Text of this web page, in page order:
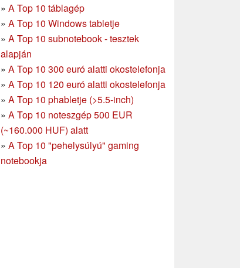
» A Top 10 táblagép
» A Top 10 Windows tabletje
» A Top 10 subnotebook - tesztek
alapján
» A Top 10 300 euró alatti okostelefonja
» A Top 10 120 euró alatti okostelefonja
» A Top 10 phabletje (>5.5-inch)
» A Top 10 noteszgép 500 EUR
(~160.000 HUF) alatt
» A Top 10 "pehelysúlyú" gaming
notebookja